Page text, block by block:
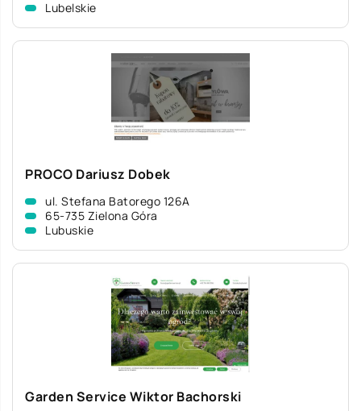
Lubelskie
PROCO Dariusz Dobek
ul. Stefana Batorego 126A
65-735 Zielona Góra
Lubuskie
Garden Service Wiktor Bachorski